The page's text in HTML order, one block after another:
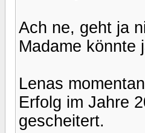
Ach ne, geht ja
Madame könnte
Lenas
Erfolg im Jahre
gescheitert.